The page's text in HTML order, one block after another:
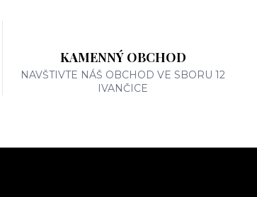
KAMENNÝ OBCHOD
NAVŠTIVTE NÁŠ OBCHOD VE SBORU 12
IVANČICE